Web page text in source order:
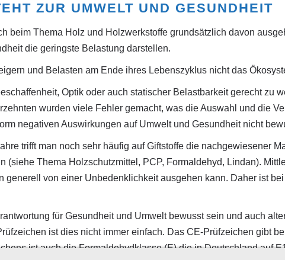
ZUR UMWELT UND GESUNDHEIT
beim Thema Holz und Holzwerkstoffe grundsätzlich davon
die geringste Belastung darstellen.
und Belasten am Ende ihres Lebenszyklus nicht das
Optik oder auch statischer Belastbarkeit gerecht zu
wurden viele Fehler gemacht, was die Auswahl und die
negativen Auswirkungen auf Umwelt und Gesundheit nicht
trifft man noch sehr häufig auf Giftstoffe die nachgewiesener
(siehe Thema Holzschutzmittel, PCP, Formaldehyd, Lindan).
generell von einer Unbedenklichkeit ausgehen kann. Daher ist
für Gesundheit und Umwelt bewusst sein und auch
ist dies nicht immer einfach. Das CE-Prüfzeichen gibt
ist auch die Formaldehydklasse (E) die in Deutschland auf